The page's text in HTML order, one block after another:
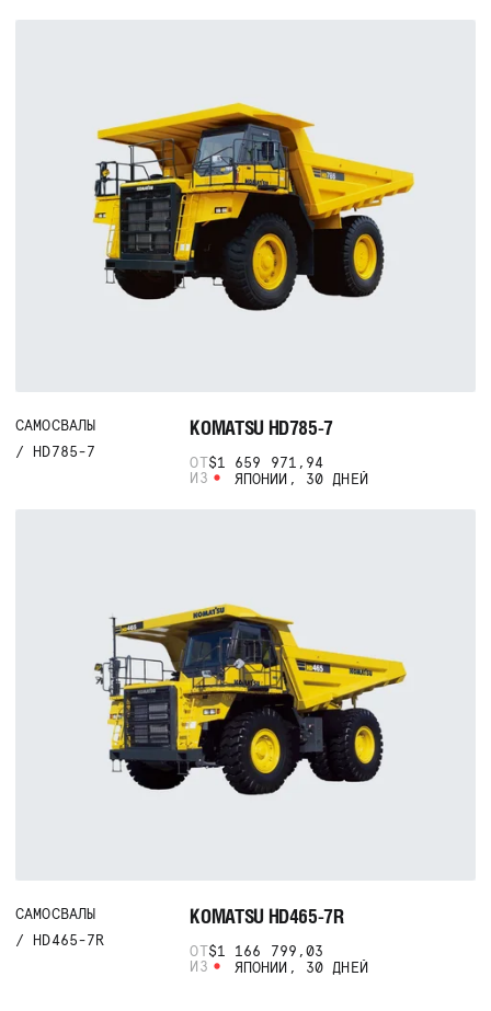
HD785-7
САМОСВАЛЫ KOMATSU HD785-7
ОТ$1 659 971,94
ИЗ
ЯПОНИИ, 30 ДНЕЙ
HD465-7R
САМОСВАЛЫ KOMATSU HD465-7R
ОТ$1 166 799,03
ИЗ
ЯПОНИИ, 30 ДНЕЙ